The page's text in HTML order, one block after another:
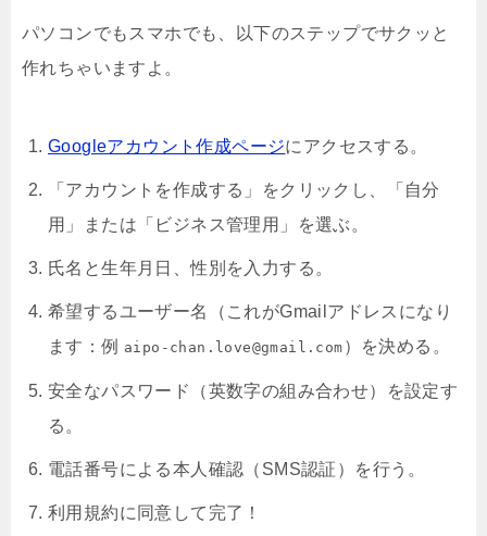
パソコンでもスマホでも、以下のステップでサクッと
作れちゃいますよ。
Googleアカウント作成ページにアクセスする。
「アカウントを作成する」をクリックし、「自分
用」または「ビジネス管理用」を選ぶ。
氏名と生年月日、性別を入力する。
希望するユーザー名（これがGmailアドレスになり
ます：例 aipo-chan.love@gmail.com ）を決める。
安全なパスワード（英数字の組み合わせ）を設定す
る。
電話番号による本人確認（SMS認証）を行う。
利用規約に同意して完了！